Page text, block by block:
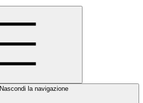
Nascondi la navigazione